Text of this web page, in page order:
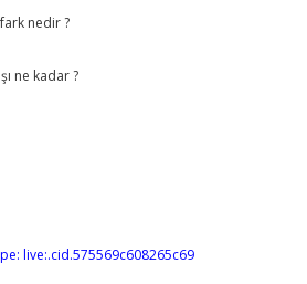
fark nedir ?
ne kadar ?
live:.cid.575569c608265c69